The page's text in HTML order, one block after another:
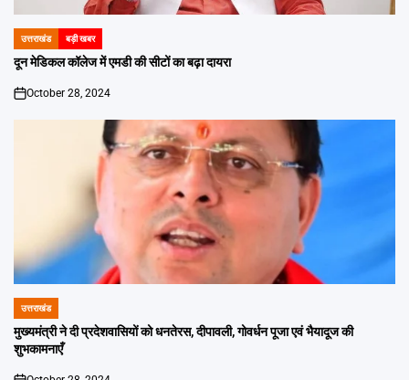
POSTED
IN
उत्तराखंड बड़ी खबर
दून मेडिकल कॉलेज में एमडी की सीटों का बढ़ा दायरा
on
October 28, 2024
POSTED
IN
उत्तराखंड
मुख्यमंत्री ने दी प्रदेशवासियों को धनतेरस, दीपावली, गोवर्धन पूजा एवं भैयादूज की
शुभकामनाएँ